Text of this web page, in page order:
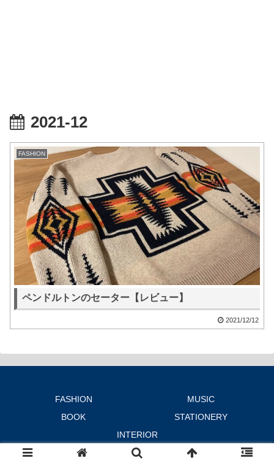
2021-12
FASHION
ペンドルトンのセーター【レビュー】
2021/12/12
FASHION
MUSIC
BOOK
STATIONERY
INTERIOR
© 2019-2026 moment ing NOTE.